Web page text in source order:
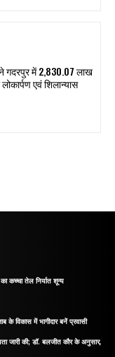
गदरपुर में ₹2,830.07 लाख
एवं शिलान्यास
कच्चा तेल निर्यात शून्य
विकास में भागीदार बनें प्रवासी
जारी की; डॉ. बलजीत कौर के अनुसार,